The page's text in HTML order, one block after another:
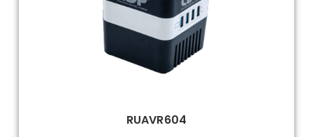
RUAVR604